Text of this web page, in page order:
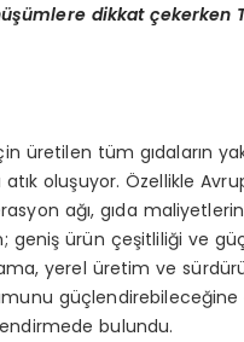
dikkat çekerken
üretilen tüm gıdaların
oluşuyor. Özellikle
ağı, gıda
geniş ürün çeşitliliği ve
yerel üretim ve
bulundu.